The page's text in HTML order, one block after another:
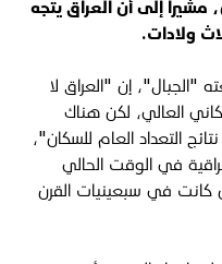
مشيراً إلى أن العراق يتجه
ولادات.
إن "العراق لا
العالي، لكن هناك
التعداد العام للسكان"،
في الوقت الحالي
في حين كانت في سبعينيات القرن